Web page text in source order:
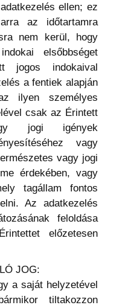
ellen; ez
az időtartamra
nem kerül, hogy
elsőbbséget
jogos indokaival
a fentiek alapján
ilyen személyes
csak az Érintett
jogi igények
vagy
vagy jogi
érdekében, vagy
tagállam fontos
Az adatkezelés
feloldása
előzetesen
JOG:
a saját helyzetével
tiltakozzon